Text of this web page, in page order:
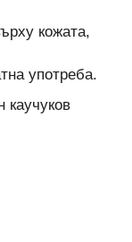
кожата,
употреба.